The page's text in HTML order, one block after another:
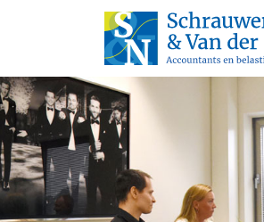
Skip
to
content